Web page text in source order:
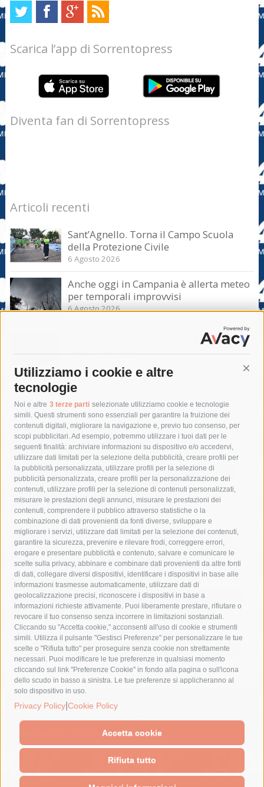
Utilizziamo i cookie e altre
tecnologie
Noi e altre 3 terze parti selezionate utilizziamo cookie e tecnologie
simili. Questi strumenti sono essenziali per garantire la fruizione dei
contenuti digitali, migliorare la navigazione e, previo tuo consenso, per
scopi pubblicitari. Ad esempio, potremmo utilizzare i tuoi dati per le
seguenti finalità: archiviare informazioni su dispositivo e/o accedervi,
utilizzare dati limitati per la selezione della pubblicità, creare profili per
la pubblicità personalizzata, utilizzare profili per la selezione di
pubblicità personalizzata, creare profili per la personalizzazione dei
contenuti, utilizzare profili per la selezione di contenuti personalizzati,
misurare le prestazioni degli annunci, misurare le prestazioni dei
contenuti, comprendere il pubblico attraverso statistiche o la
combinazione di dati provenienti da fonti diverse, sviluppare e
migliorare i servizi, utilizzare dati limitati per la selezione dei contenuti,
garantire la sicurezza, prevenire e rilevare frodi, correggere errori,
erogare e presentare pubblicità e contenuto, salvare e comunicare le
scelte sulla privacy, abbinare e combinare dati provenienti da altre fonti
di dati, collegare diversi dispositivi, identificare i dispositivi in base alle
informazioni trasmesse automaticamente, utilizzare dati di
geolocalizzazione precisi, riconoscere i dispositivi in base a
informazioni richieste attivamente. Puoi liberamente prestare, rifiutare o
revocare il tuo consenso senza incorrere in limitazioni sostanziali.
Cliccando su "Accetta cookie," acconsenti all'uso di cookie e strumenti
simili. Utilizza il pulsante "Gestisci Preferenze" per personalizzare le tue
scelte o "Rifiuta tutto" per proseguire senza cookie non strettamente
necessari. Puoi modificare le tue preferenze in qualsiasi momento
cliccando sul link "Preferenze Cookie" in fondo alla pagina o sull'icona
dello scudo in basso a sinistra. Le tue preferenze si applicheranno al
solo dispositivo in uso.
Privacy Policy Cookie Policy
Accetta cookie
Rifiuta tutto
Scarica l’app di Sorrentopress
Diventa fan di Sorrentopress
Articoli recenti
Sant’Agnello. Torna il Campo Scuola
della Protezione Civile
6 Agosto 2026
Anche oggi in Campania è allerta meteo
per temporali improvvisi
6 Agosto 2026
Domani e sabato interrotta la linea Eav
Napoli-Sorrento
Tag
acqua allerta meteo
anas
area marina protetta di punta campanella
arresto
Asl Napoli 3 sud
capitaneria di porto capri
carabinieri
castellammare di stabia
circumvesuviana
comune di sorrento
concerto
contagi
costiera amalfitana
covid-19 eav
elezioni
fondazione sorrento
gori guardia costiera
incidente
lavori
lorenzo balducelli mare
massa lubrense
massimo coppola
Meta napoli
ordinanza
penisola sorrentina
piano di sorrento
polizia municipale
protezione civile
Regione Campania
sant'agnello
sindaco cuomo
sorrento studenti temporali
treni
turismo
Vico Equense villa fiorentino vincenzo de luca
© 2015 SorrentoPress. All rights reserved.
Il giornale online della Penisola Sorrentina
Cookie Policy